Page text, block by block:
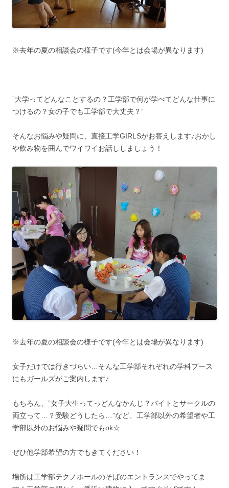
※去年の夏の相談会の様子です(今年とは会場が異なります)
”大学ってどんなことするの？工学部で何が学べてどんな仕事に
つけるの？女の子でも工学部で大丈夫？”
そんなお悩みや疑問に、直接工学GIRLSがお答えします♪おかし
や飲み物を囲んでワイワイお話ししましょう！
※去年の夏の相談会の様子です(今年とは会場が異なります)
女子だけでは行きづらい…そんな工学部それぞれの学科ブース
にもガールズがご案内します♪
もちろん、”女子大生ってっどんなかんじ？バイトとサークルの
両立って…？受験どうしたら…”など、工学部以外の希望者や工
学部以外のお悩みや疑問でもok☆
ぜひ他学部希望の方でもきてください！
場所は工学部テクノホールのそばのエントランスでやってま